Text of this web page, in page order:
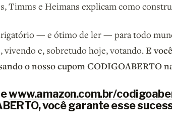
Timms e Heimans explicam como
— e ótimo de ler — para todo
vivendo e, sobretudo hoje, votando.E
o nosso cupom CODIGOABERTO
www.amazon.com.br/
você garante esse